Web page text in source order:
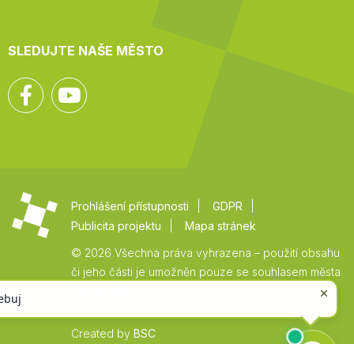
SLEDUJTE NAŠE MĚSTO
Facebook
Prohlášení přístupnosti
GDPR
Publicita projektu
Mapa stránek
© 2026 Všechna práva vyhrazena – použití obsahu
či jeho části je umožněn pouze se souhlasem města
Created by BSC